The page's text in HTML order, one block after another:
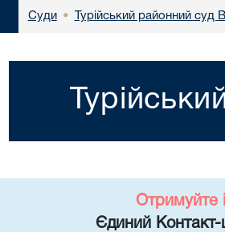
Суди • Турійський районний суд
Отримуйте
Єдиний Контакт-